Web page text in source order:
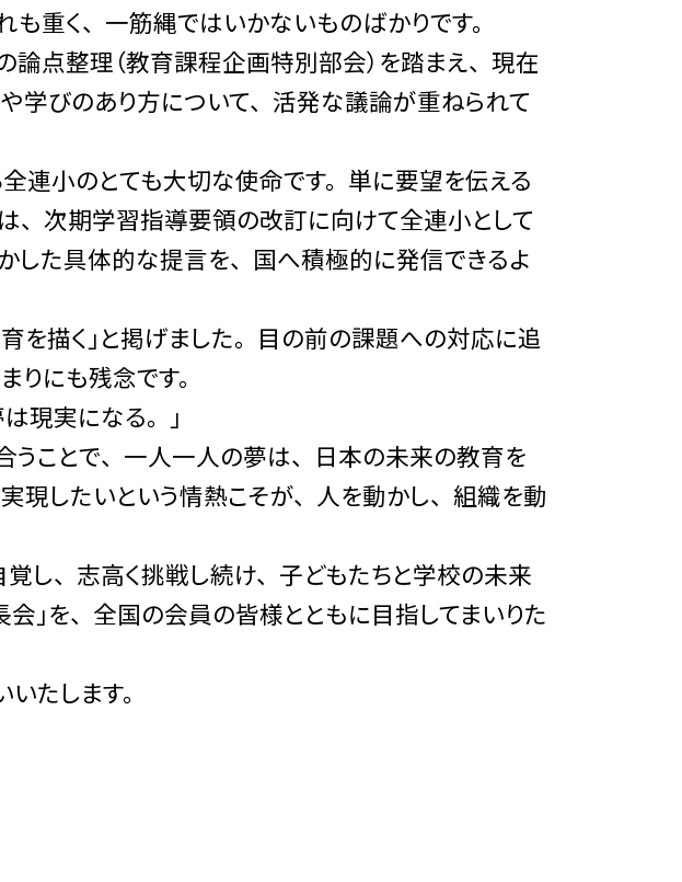
重く、 一筋縄ではいかないものばかりです。
点整理（教育課程企画特別部会）を踏まえ、 現在
学びのあり方について、 活発な議論が重ねられて
連小のとても大切な使命です。 単に要望を伝える
、 次期学習指導要領の改訂に向けて全連小として
した具体的な提言を、 国へ積極的に発信できるよ
を描く」と掲げました。 目の前の課題への対応に追
りにも残念です。
現実になる。 」
ことで、 一人一人の夢は、 日本の未来の教育を
現したいという情熱こそが、 人を動かし、 組織を動
し、 志高く挑戦し続け、 子どもたちと学校の未来
」を、 全国の会員の皆様とともに目指してまいりた
たします。